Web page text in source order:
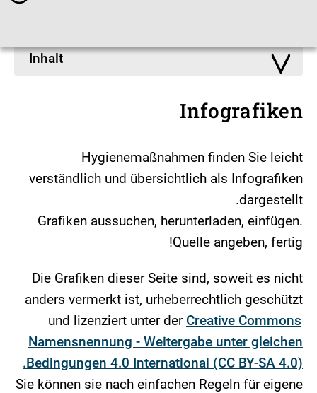
Inhalt
Infografiken
Hygienemaßnahmen finden Sie leicht
verständlich und übersichtlich als Infografiken
dargestellt.
Grafiken aussuchen, herunterladen, einfügen.
Quelle angeben, fertig!
Die Grafiken dieser Seite sind, soweit es nicht
anders vermerkt ist, urheberrechtlich geschützt
und lizenziert unter der Creative Commons
Namensnennung - Weitergabe unter gleichen
Bedingungen 4.0 International (CC BY-SA 4.0).
Sie können sie nach einfachen Regeln für eigene